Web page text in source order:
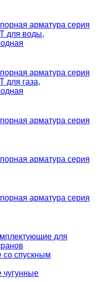
арматура серия
для воды,
арматура серия
для газа,
арматура серия
арматура серия
арматура серия
для
спускным